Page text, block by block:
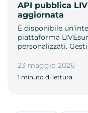
API pubblica
aggiornata
È disponibile
piattaforma
personalizzati.
23 maggio 2026
1 minuto di lettura